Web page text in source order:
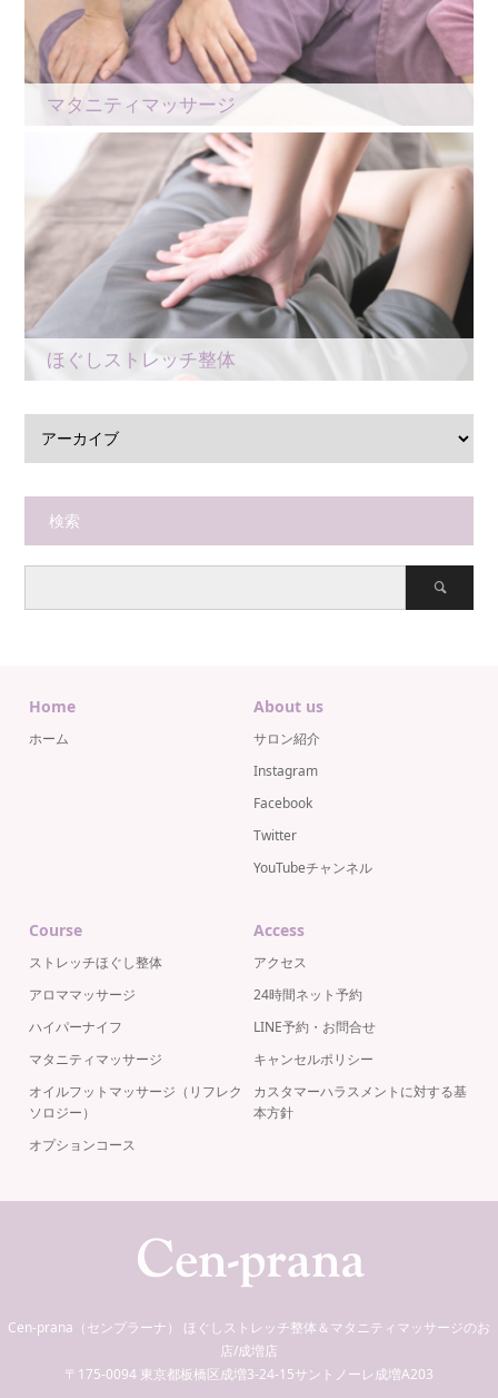
マタニティマッサージ
ほぐしストレッチ整体
検索
Home
ホーム
About us
サロン紹介
Instagram
Facebook
Twitter
YouTubeチャンネル
Course
ストレッチほぐし整体
アロママッサージ
ハイパーナイフ
マタニティマッサージ
オイルフットマッサージ（リフレク
ソロジー）
オプションコース
Access
アクセス
24時間ネット予約
LINE予約・お問合せ
キャンセルポリシー
カスタマーハラスメントに対する基
本方針
Cen-prana（センプラーナ） ほぐしストレッチ整体＆マタニティマッサージのお
店/成増店
〒175-0094 東京都板橋区成増3-24-15サントノーレ成増A203